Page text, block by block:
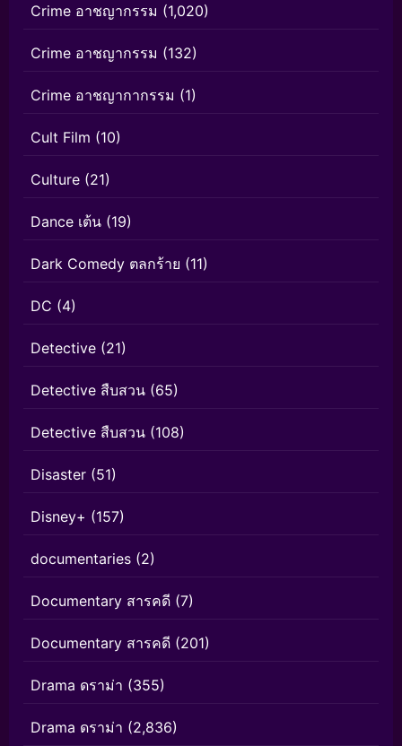
Crime อาชญากรรม (1,020)
Crime อาชญากรรม (132)
Crime อาชญากากรรม (1)
Cult Film (10)
Culture (21)
Dance เต้น (19)
Dark Comedy ตลกร้าย (11)
DC (4)
Detective (21)
Detective สืบสวน (65)
Detective สืบสวน (108)
Disaster (51)
Disney+ (157)
documentaries (2)
Documentary สารคดี (7)
Documentary สารคดี (201)
Drama ดราม่า (355)
Drama ดราม่า (2,836)